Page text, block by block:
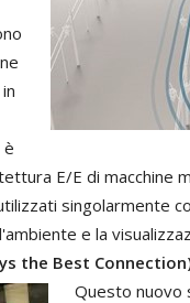
in
è
E/E di macchine
singolarmente
e la
the Best
Questo nuovo